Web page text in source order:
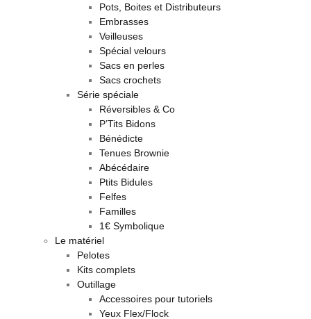
Pots, Boites et Distributeurs
Embrasses
Veilleuses
Spécial velours
Sacs en perles
Sacs crochets
Série spéciale
Réversibles & Co
P’Tits Bidons
Bénédicte
Tenues Brownie
Abécédaire
Ptits Bidules
Felfes
Familles
1€ Symbolique
Le matériel
Pelotes
Kits complets
Outillage
Accessoires pour tutoriels
Yeux Flex/Flock